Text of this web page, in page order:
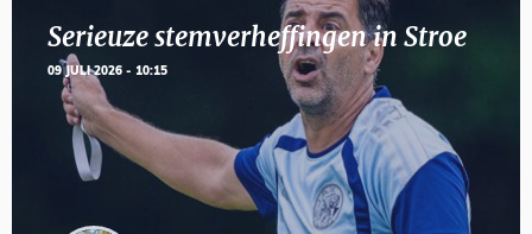
Serieuze stemverheffingen in Stroe
09 JULI 2026 - 10:15